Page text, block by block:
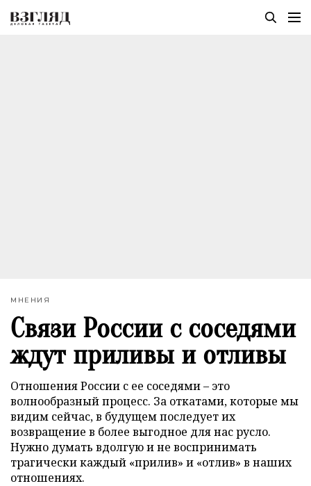
МНЕНИЯ
Связи России с соседями
ждут приливы и отливы
Отношения России с ее соседями – это
волнообразный процесс. За откатами, которые мы
видим сейчас, в будущем последует их
возвращение в более выгодное для нас русло.
Нужно думать вдолгую и не воспринимать
трагически каждый «прилив» и «отлив» в наших
отношениях.